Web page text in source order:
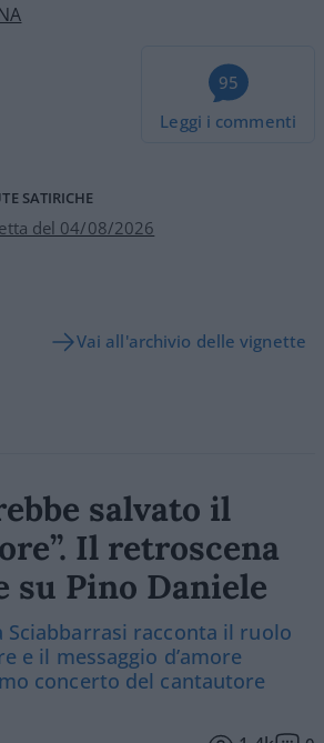
95
Leggi i commenti
SATIRICHE
del 04/08/2026
Vai all'archivio delle vignette
salvato il
Il retroscena
su Pino Daniele
Sciabbarrasi racconta il ruolo
e il messaggio d’amore
concerto del cantautore